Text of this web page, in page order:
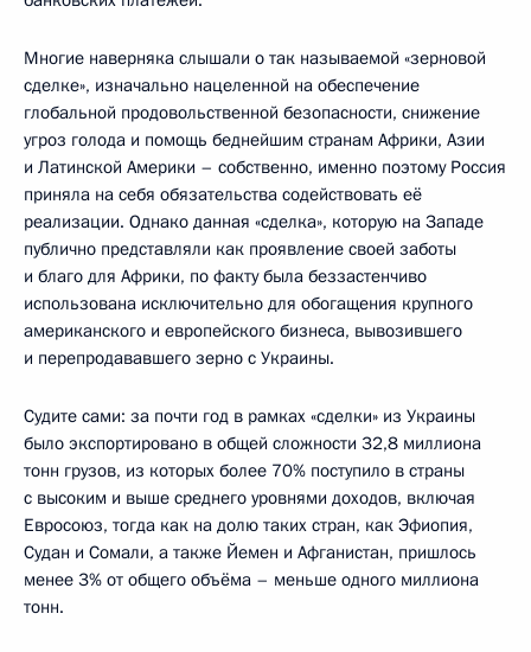
Многие наверняка слышали о так называемой «зерновой
сделке», изначально нацеленной на обеспечение
глобальной продовольственной безопасности, снижение
угроз голода и помощь беднейшим странам Африки, Азии
и Латинской Америки – собственно, именно поэтому Россия
приняла на себя обязательства содействовать её
реализации. Однако данная «сделка», которую на Западе
публично представляли как проявление своей заботы
и благо для Африки, по факту была беззастенчиво
использована исключительно для обогащения крупного
американского и европейского бизнеса, вывозившего
и перепродававшего зерно с Украины.
Судите сами: за почти год в рамках «сделки» из Украины
было экспортировано в общей сложности 32,8 миллиона
тонн грузов, из которых более 70% поступило в страны
с высоким и выше среднего уровнями доходов, включая
Евросоюз, тогда как на долю таких стран, как Эфиопия,
Судан и Сомали, а также Йемен и Афганистан, пришлось
менее 3% от общего объёма – меньше одного миллиона
тонн.